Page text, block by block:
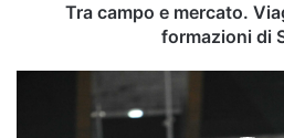
Tra campo e mercato.
formazioni di